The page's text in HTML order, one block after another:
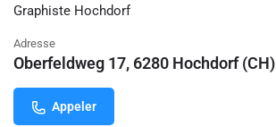
Graphiste Hochdorf
Adresse
Oberfeldweg 17, 6280 Hochdorf (CH)
Appeler